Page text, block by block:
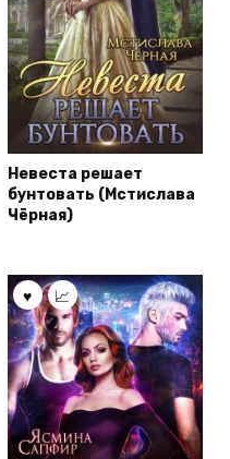
Невеста решает
бунтовать (Мстислава
Чёрная)